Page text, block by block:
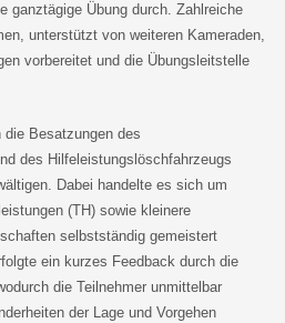
ganztägige Übung durch. Zahlreiche
unterstützt von weiteren Kameraden,
vorbereitet und die Übungsleitstelle
die Besatzungen des
des Hilfeleistungslöschfahrzeugs
Dabei handelte es sich um
(TH) sowie kleinere
selbstständig gemeistert
ein kurzes Feedback durch die
die Teilnehmer unmittelbar
der Lage und Vorgehen